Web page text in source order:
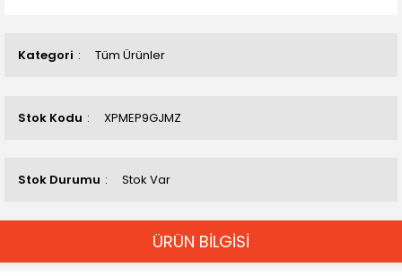
Kategori Tüm Ürünler
Stok Kodu XPMEP9GJMZ
Stok Durumu Stok Var
ÜRÜN BİLGİSİ